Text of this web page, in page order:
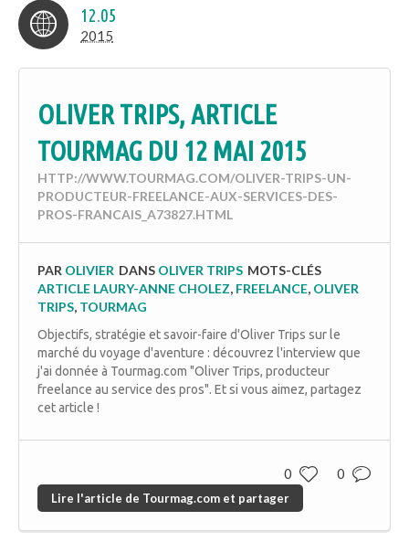
12.05
2015
OLIVER TRIPS, ARTICLE
TOURMAG DU 12 MAI 2015
HTTP://WWW.TOURMAG.COM/OLIVER-TRIPS-UN-
PRODUCTEUR-FREELANCE-AUX-SERVICES-DES-
PROS-FRANCAIS_A73827.HTML
PAR OLIVIER DANS OLIVER TRIPS MOTS-CLÉS
ARTICLE LAURY-ANNE CHOLEZ, FREELANCE, OLIVER
TRIPS, TOURMAG
Objectifs, stratégie et savoir-faire d'Oliver Trips sur le
marché du voyage d'aventure : découvrez l'interview que
j'ai donnée à Tourmag.com "Oliver Trips, producteur
freelance au service des pros". Et si vous aimez, partagez
cet article !
0 0
Lire l'article de Tourmag.com et partager